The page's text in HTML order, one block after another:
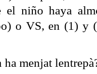
el niño haya
o VS, en (1) y
menjat